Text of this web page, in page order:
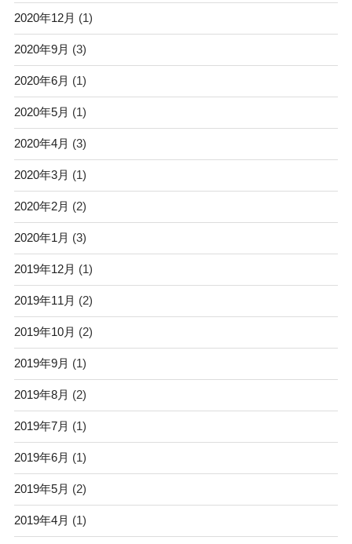
2020年12月 (1)
2020年9月 (3)
2020年6月 (1)
2020年5月 (1)
2020年4月 (3)
2020年3月 (1)
2020年2月 (2)
2020年1月 (3)
2019年12月 (1)
2019年11月 (2)
2019年10月 (2)
2019年9月 (1)
2019年8月 (2)
2019年7月 (1)
2019年6月 (1)
2019年5月 (2)
2019年4月 (1)